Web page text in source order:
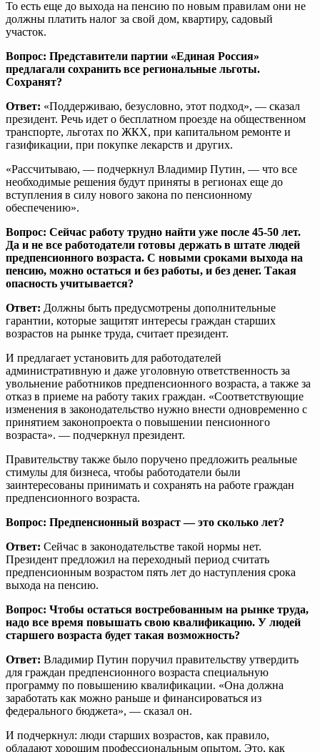
То есть еще до выхода на пенсию по новым правилам они не
должны платить налог за свой дом, квартиру, садовый
участок.
Вопрос: Представители партии «Единая Россия»
предлагали сохранить все региональные льготы.
Сохранят?
Ответ: «Поддерживаю, безусловно, этот подход», — сказал
президент. Речь идет о бесплатном проезде на общественном
транспорте, льготах по ЖКХ, при капитальном ремонте и
газификации, при покупке лекарств и других.
«Рассчитываю, — подчеркнул Владимир Путин, — что все
необходимые решения будут приняты в регионах еще до
вступления в силу нового закона по пенсионному
обеспечению».
Вопрос: Сейчас работу трудно найти уже после 45-50 лет.
Да и не все работодатели готовы держать в штате людей
предпенсионного возраста. С новыми сроками выхода на
пенсию, можно остаться и без работы, и без денег. Такая
опасность учитывается?
Ответ: Должны быть предусмотрены дополнительные
гарантии, которые защитят интересы граждан старших
возрастов на рынке труда, считает президент.
И предлагает установить для работодателей
административную и даже уголовную ответственность за
увольнение работников предпенсионного возраста, а также за
отказ в приеме на работу таких граждан. «Соответствующие
изменения в законодательство нужно внести одновременно с
принятием законопроекта о повышении пенсионного
возраста». — подчеркнул президент.
Правительству также было поручено предложить реальные
стимулы для бизнеса, чтобы работодатели были
заинтересованы принимать и сохранять на работе граждан
предпенсионного возраста.
Вопрос: Предпенсионный возраст — это сколько лет?
Ответ: Сейчас в законодательстве такой нормы нет.
Президент предложил на переходный период считать
предпенсионным возрастом пять лет до наступления срока
выхода на пенсию.
Вопрос: Чтобы остаться востребованным на рынке труда,
надо все время повышать свою квалификацию. У людей
старшего возраста будет такая возможность?
Ответ: Владимир Путин поручил правительству утвердить
для граждан предпенсионного возраста специальную
программу по повышению квалификации. «Она должна
заработать как можно раньше и финансироваться из
федерального бюджета», — сказал он.
И подчеркнул: люди старших возрастов, как правило,
обладают хорошим профессиональным опытом. Это, как